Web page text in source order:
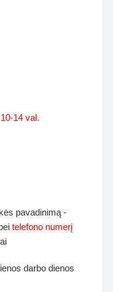
14 val.
pavadinimą -
telefono numerį
darbo dienos